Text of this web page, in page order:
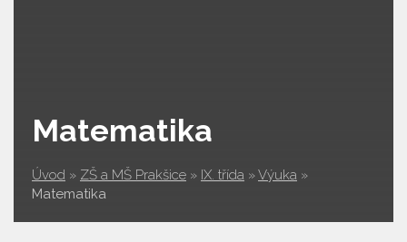
Matematika
Úvod » ZŠ a MŠ Prakšice » IX. třída »Výuka »
Matematika